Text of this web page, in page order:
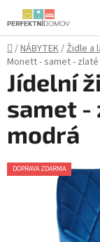
Přejít
na
obsah
Domů
/NÁBYTEK/Židle a
Monett - samet -
Jídelní
samet -
modrá
DOPRAVA ZDARMA